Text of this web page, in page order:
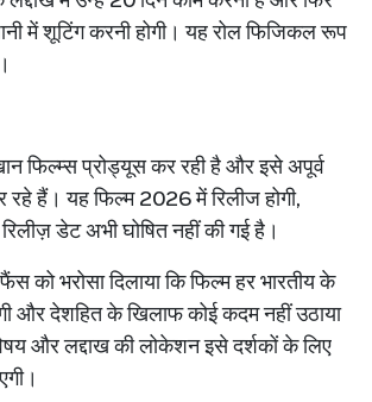
में शूटिंग करनी होगी। यह रोल फिजिकल रूप
फिल्म्स प्रोड्यूस कर रही है और इसे अपूर्व
रहे हैं। यह फिल्म 2026 में रिलीज होगी,
डेट अभी घोषित नहीं की गई है।
को भरोसा दिलाया कि फिल्म हर भारतीय के
और देशहित के खिलाफ कोई कदम नहीं उठाया
और लद्दाख की लोकेशन इसे दर्शकों के लिए